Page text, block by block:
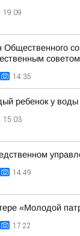
19:09
Общественного
14:35
ребенок у
15:03
14:49
«Молодой
17:22